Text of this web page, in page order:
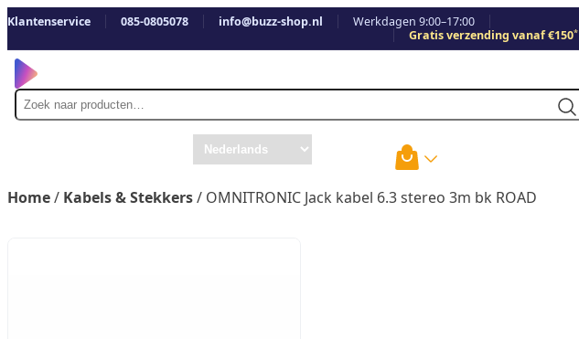
Klantenservice 085-0805078 info@buzz-shop.nl
Werkdagen 9:00–17:00
Gratis verzending vanaf €150*
Zoek
naar
Home/ Kabels & Stekkers/ OMNITRONIC Jack kabel 6.3 stereo 3m bk ROAD